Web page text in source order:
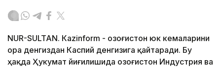
NUR-SULTAN. Кazinform - Қозоғистон юк кемаларини
Қора денгиздан Каспий денгизига қайтаради. Бу
ҳақда Ҳукумат йиғилишида Қозоғистон Индустрия ва